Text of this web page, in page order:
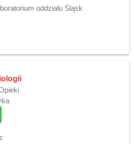
oddziału Śląsk